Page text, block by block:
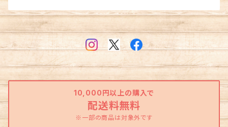
10,000円以上の購入で
配送料無料
※一部の商品は対象外です